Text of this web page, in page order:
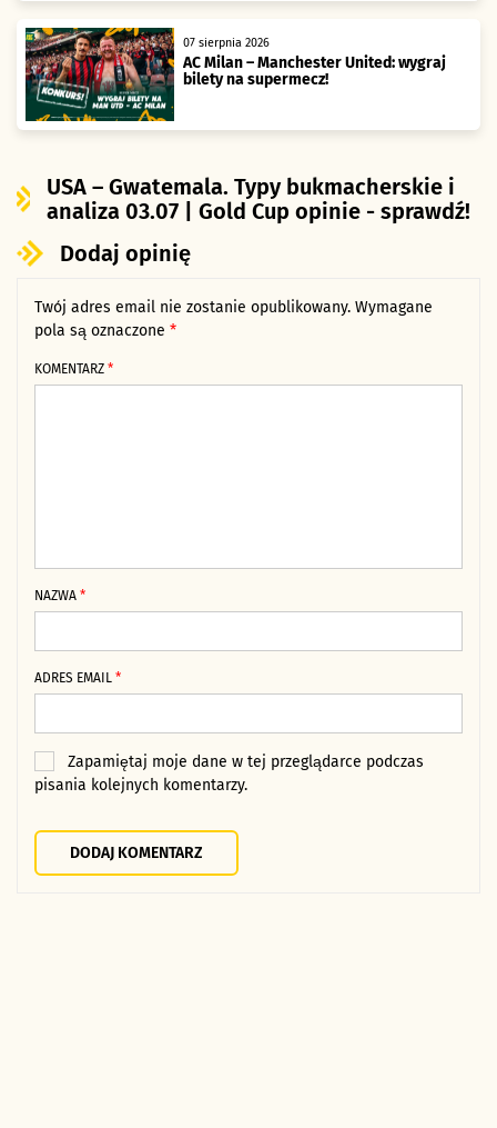
07 sierpnia 2026
AC Milan – Manchester United: wygraj
bilety na supermecz!
USA – Gwatemala. Typy bukmacherskie i
analiza 03.07 | Gold Cup opinie - sprawdź!
Dodaj opinię
Twój adres email nie zostanie opublikowany. Wymagane
pola są oznaczone *
KOMENTARZ *
NAZWA *
ADRES EMAIL *
Zapamiętaj moje dane w tej przeglądarce podczas
pisania kolejnych komentarzy.
Alternative: